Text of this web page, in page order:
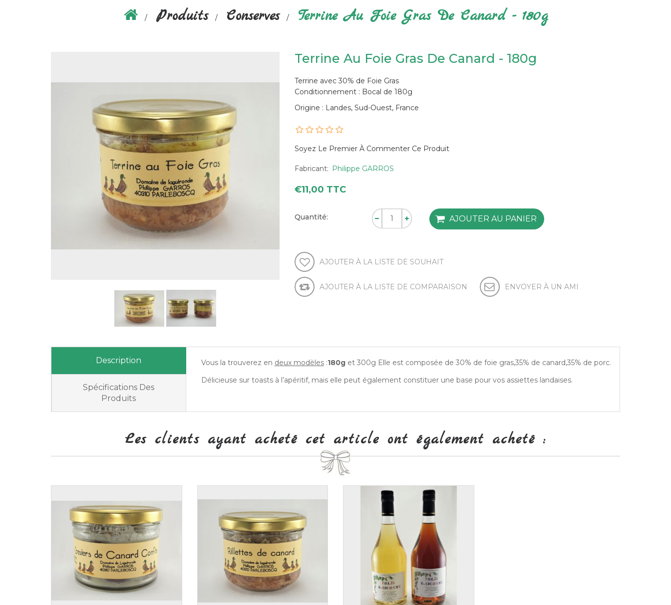
Produits Conserves Terrine Au Foie Gras De Canard - 180g
Terrine Au Foie Gras De Canard - 180g
Terrine avec 30% de Foie Gras
Conditionnement : Bocal de 180g
Origine : Landes, Sud-Ouest, France
Soyez Le Premier À Commenter Ce Produit
Fabricant: Philippe GARROS
€11,00 TTC
Quantité: AJOUTER AU PANIER
AJOUTER À LA LISTE DE SOUHAIT
AJOUTER À LA LISTE DE COMPARAISON ENVOYER À UN AMI
Description
Spécifications Des
Produits
Vous la trouverez en deux modèles:180get 300g Elle est composée de 30% de foie gras,35% de canard,35% de porc.
Délicieuse sur toasts à l’apéritif, mais elle peut également constituer une base pour vos assiettes landaises.
Les clients ayant acheté cet article ont également acheté :